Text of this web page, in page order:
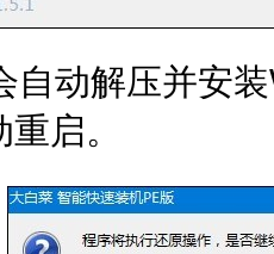
自动解压并安
启。